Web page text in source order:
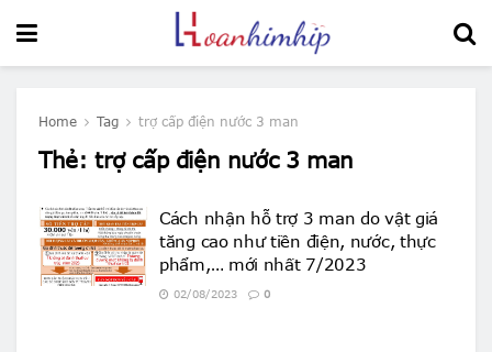
Home Tag trợ cấp điện nước 3 man
Thẻ: trợ cấp điện nước 3 man
Cách nhận hỗ trợ 3 man do vật giá
tăng cao như tiền điện, nước, thực
phẩm,… mới nhất 7/2023
02/08/2023 0